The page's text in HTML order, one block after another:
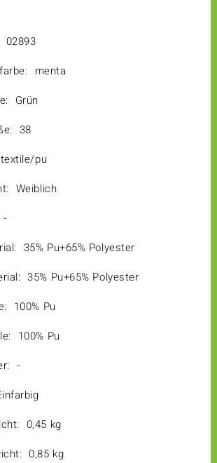
02893
menta
Grün
38
textile/pu
Weiblich
-
35% Pu+65% Polyester
35% Pu+65% Polyester
100% Pu
100% Pu
-
0,45 kg
0,85 kg